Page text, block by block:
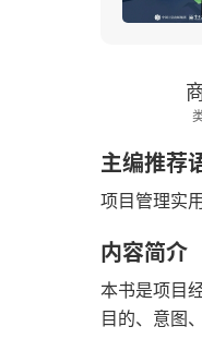
主编推荐
项目管理实
内容简介
本书是项目
目的、意图